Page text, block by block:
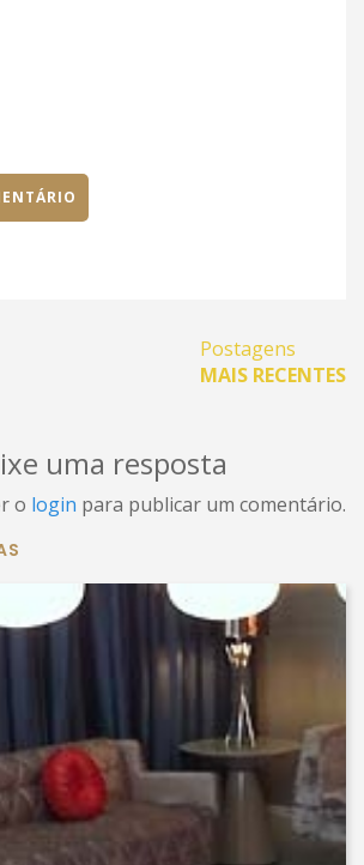
Postagens
MAIS RECENTES
uma resposta
o login para publicar um comentário.